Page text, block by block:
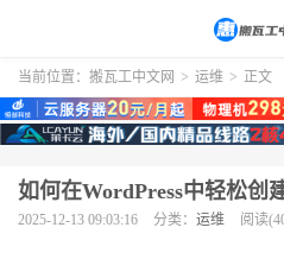
当前位置： 搬瓦工中文网 > 运维 > 正文
如何在WordPress中轻松创
2025-12-13 09:03:16 分类： 运维 阅读